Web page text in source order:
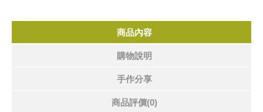
商品內容
購物說明
手作分享
商品評價(0)